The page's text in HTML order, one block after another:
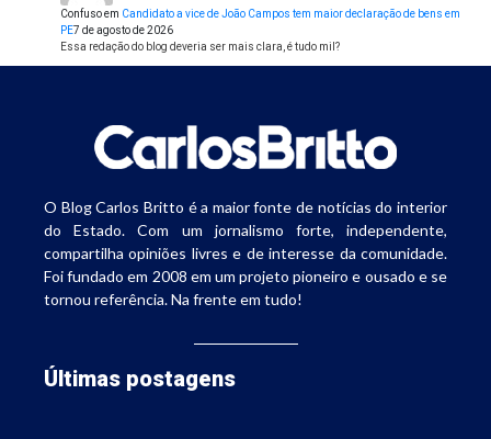
Confusoem Candidato a vice de João Campos tem maior declaração de bens em
PE7 de agosto de 2026
Essa redação do blog deveria ser mais clara, é tudo mil?
O Blog Carlos Britto é a maior fonte de notícias do interior
do Estado. Com um jornalismo forte, independente,
compartilha opiniões livres e de interesse da comunidade.
Foi fundado em 2008 em um projeto pioneiro e ousado e se
tornou referência. Na frente em tudo!
Últimas postagens